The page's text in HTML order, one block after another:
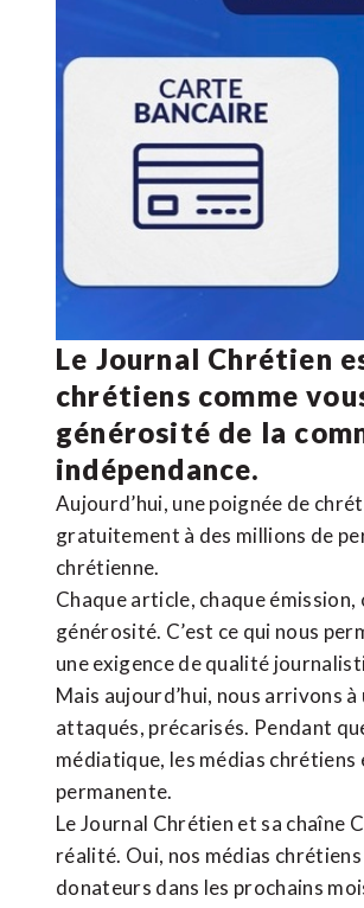
Le Journal Chrétien
chrétiens comme
générosité de la
indépendance.
Aujourd’hui, une poignée de
gratuitement à des millions de
chrétienne.
Chaque article, chaque
générosité. C’est ce qui nous
une exigence de qualité
Mais aujourd’hui, nous arrivons
attaqués, précarisés. Pendant
médiatique, les médias
permanente.
Le Journal Chrétien et sa chaîne
réalité. Oui, nos médias
donateurs dans les prochains